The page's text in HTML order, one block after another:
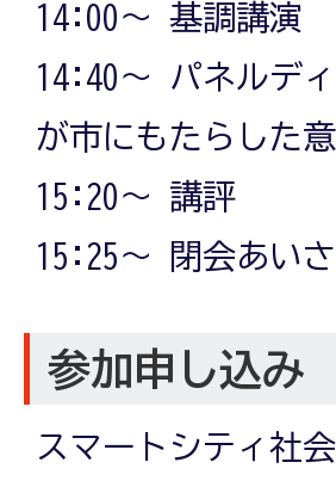
14:00～ 基調講演
14:40～ パネルデ
が市にもたらした
15:20～ 講評
15:25～ 閉会あい
参加申し込み
スマートシティ社